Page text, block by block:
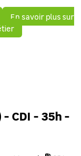
En savoir plus sur
CDI - 35h -